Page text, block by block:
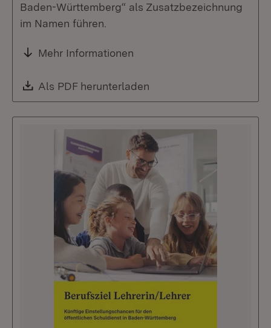
Baden-Württemberg“ als Zusatzbezeichnung
im Namen führen.
Mehr Informationen
Download:
Als PDF herunterladen